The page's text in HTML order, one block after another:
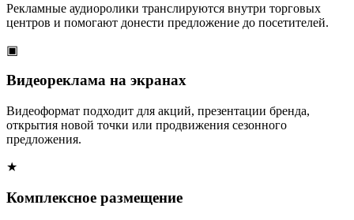
Рекламные аудиоролики транслируются внутри торговых
центров и помогают донести предложение до посетителей.
▣
Видеореклама на экранах
Видеоформат подходит для акций, презентации бренда,
открытия новой точки или продвижения сезонного
предложения.
★
Комплексное размещение